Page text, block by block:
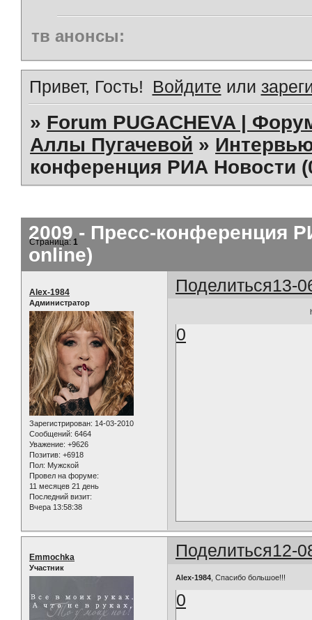
тв анонсы:
Привет, Гость! Войдите или
» Forum PUGACHEVA |
Аллы Пугачевой »
конференция РИА Новости
2009 - Пресс-конференция
online)
Страница:1
Поделиться13-
Alex-1984
Администратор
Зарегистрирован: 14-03-2010
Сообщений: 6464
Уважение: +9626
Позитив: +6918
Пол: Мужской
Провел на форуме:
11 месяцев 21 день
Последний визит:
Вчера 13:58:38
0
Поделиться12-
Emmochka
Участник
Alex-1984 , Спасибо большое!!!
0